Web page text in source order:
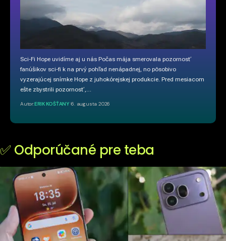
Sci-Fi Hope uvidíme aj u nás Počas mája smerovala pozornosť
fanúšikov sci-fi k na prvý pohľad nenápadnej, no pôsobivo
vyzerajúcej snímke Hope z juhokórejskej produkcie. Pred mesiacom
ešte zbystrili pozornosť,…
Autor:ERIK KOŠŤANY 6. augusta 2026
✅ Odporúčané pre teba